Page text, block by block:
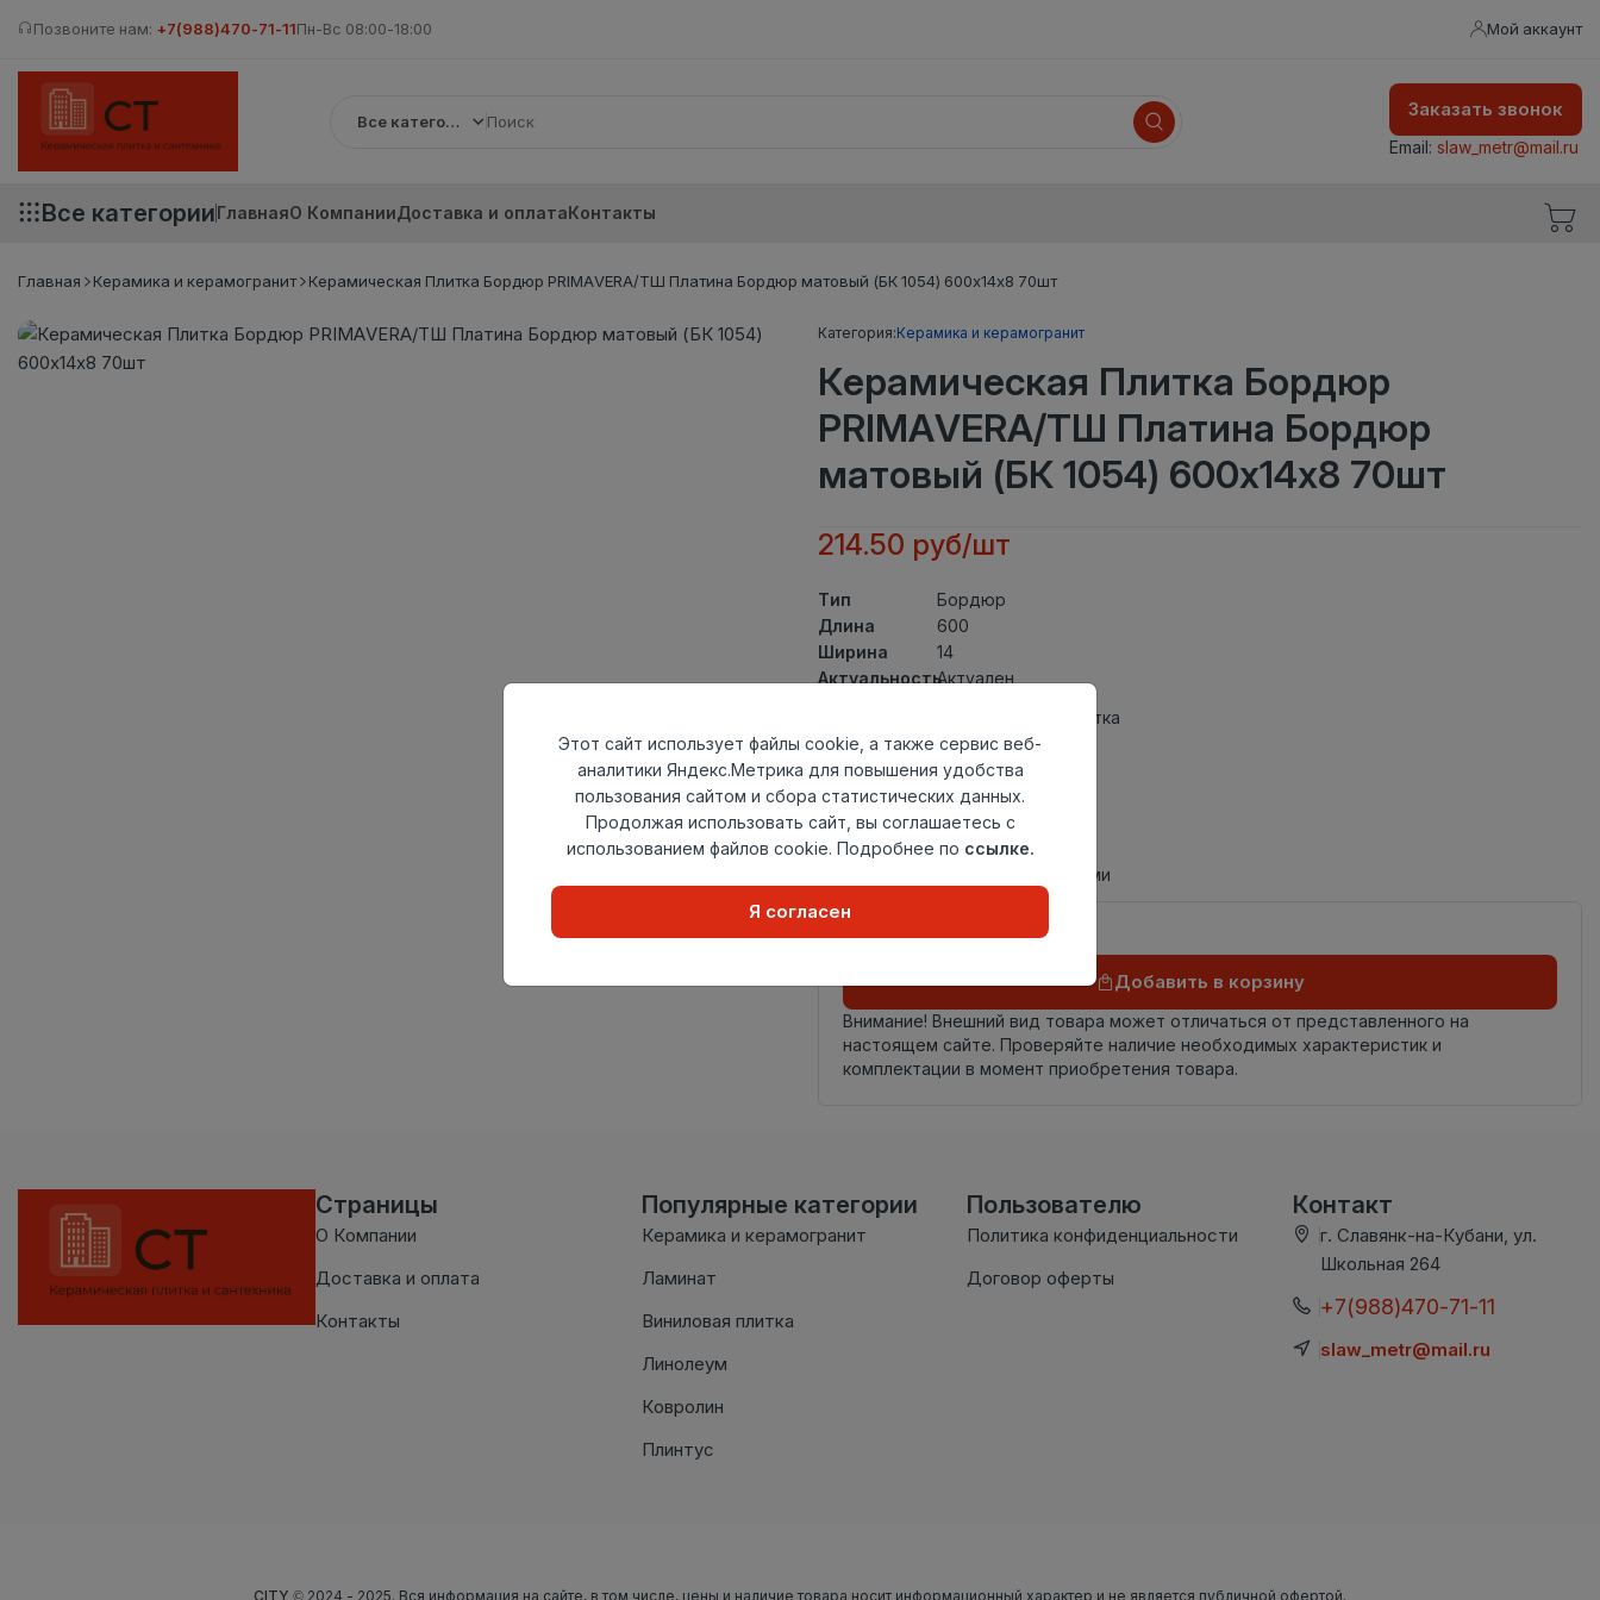
Позвоните нам: +7(988)470-71-11Пн-Вс 08:00-18:00 Мой аккаунт
Все категории
Заказать звонок
Email: slaw_metr@mail.ru
Все категорииГлавнаяО КомпанииДоставка и оплатаКонтакты
Главная Керамика и керамогранит Керамическая Плитка Бордюр PRIMAVERA/ТШ Платина Бордюр матовый (БК 1054) 600х14х8 70шт
Категория:Керамика и керамогранит
Керамическая Плитка Бордюр
PRIMAVERA/ТШ Платина Бордюр
матовый (БК 1054) 600х14х8 70шт
214.50 руб/шт
Тип
Бордюр
Длина
600
Ширина
14
АктуальностьАктуален
Керамическая Плитка
Толщина
8
Поверхность матовая
Страна
происхождения
Россия
Номер
комплекта
Книга с коллекциями
Осталось107 шт
Добавить в корзину
Внимание! Внешний вид товара может отличаться от представленного на
настоящем сайте. Проверяйте наличие необходимых характеристик и
комплектации в момент приобретения товара.
Страницы
О Компании
Доставка и оплата
Контакты
Популярные категории
Керамика и керамогранит
Ламинат
Виниловая плитка
Линолеум
Ковролин
Плинтус
Пользователю
Политика конфиденциальности
Договор оферты
Контакт
г. Славянк-на-Кубани, ул.
Школьная 264
+7(988)470-71-11
slaw_metr@mail.ru
CITY © 2024 - 2025. Вся информация на сайте, в том числе, цены и наличие товара носит информационный характер и не является публичной офертой.
Этот сайт использует файлы cookie, а также сервис веб-
аналитики Яндекс.Метрика для повышения удобства
пользования сайтом и сбора статистических данных.
Продолжая использовать сайт, вы соглашаетесь с
использованием файлов cookie. Подробнее по ссылке.
Я согласен